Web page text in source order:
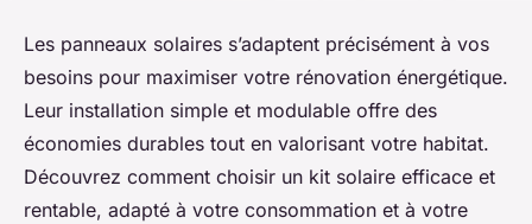
Les panneaux solaires s’adaptent précisément à vos
besoins pour maximiser votre rénovation énergétique.
Leur installation simple et modulable offre des
économies durables tout en valorisant votre habitat.
Découvrez comment choisir un kit solaire efficace et
rentable, adapté à votre consommation et à votre